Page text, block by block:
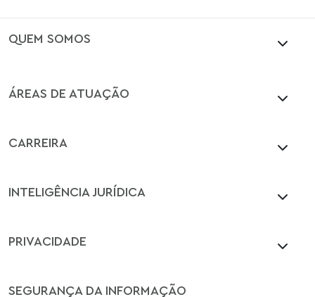
QUEM SOMOS
ÁREAS DE ATUAÇÃO
CARREIRA
INTELIGÊNCIA JURÍDICA
PRIVACIDADE
SEGURANÇA DA INFORMAÇÃO